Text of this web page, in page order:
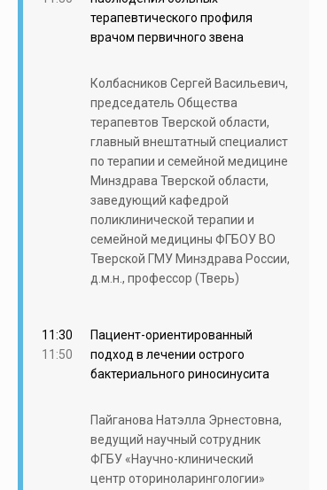
терапевтического профиля
врачом первичного звена
Колбасников Сергей Васильевич,
председатель Общества
терапевтов Тверской области,
главный внештатный специалист
по терапии и семейной медицине
Минздрава Тверской области,
заведующий кафедрой
поликлинической терапии и
семейной медицины ФГБОУ ВО
Тверской ГМУ Минздрава России,
д.м.н., профессор (Тверь)
11:30
11:50
Пациент-ориентированный
подход в лечении острого
бактериального риносинусита
Пайганова Натэлла Эрнестовна,
ведущий научный сотрудник
ФГБУ «Научно-клинический
центр оториноларингологии»